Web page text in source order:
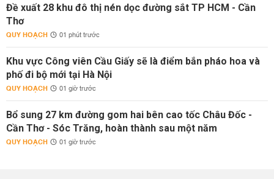
Đề xuất 28 khu đô thị nén dọc đường sắt TP HCM - Cần
Thơ
QUY HOẠCH 01 phút trước
Khu vực Công viên Cầu Giấy sẽ là điểm bắn pháo hoa và
phố đi bộ mới tại Hà Nội
QUY HOẠCH 01 giờ trước
Bổ sung 27 km đường gom hai bên cao tốc Châu Đốc -
Cần Thơ - Sóc Trăng, hoàn thành sau một năm
QUY HOẠCH 01 giờ trước